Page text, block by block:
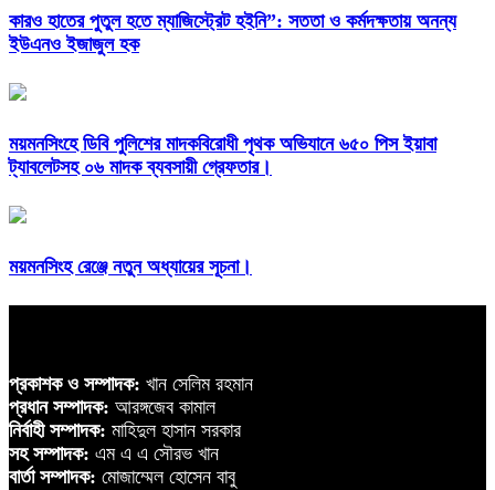
কারও হাতের পুতুল হতে ম্যাজিস্ট্রেট হইনি”: সততা ও কর্মদক্ষতায় অনন্য
ইউএনও ইজাজুল হক
ময়মনসিংহে ডিবি পুলিশের মাদকবিরোধী পৃথক অভিযানে ৬৫০ পিস ইয়াবা
ট্যাবলেটসহ ০৬ মাদক ব্যবসায়ী গ্রেফতার।
ময়মনসিংহ রেঞ্জে নতুন অধ্যায়ের সূচনা।
প্রকাশক ও সম্পাদক: খান সেলিম রহমান
প্রধান সম্পাদক: আরঙ্গজেব কামাল
নির্বাহী সম্পাদক: মাহিদুল হাসান সরকার
সহ সম্পাদক: এম এ এ সৌরভ খান
বার্তা সম্পাদক: মোজাম্মেল হোসেন বাবু